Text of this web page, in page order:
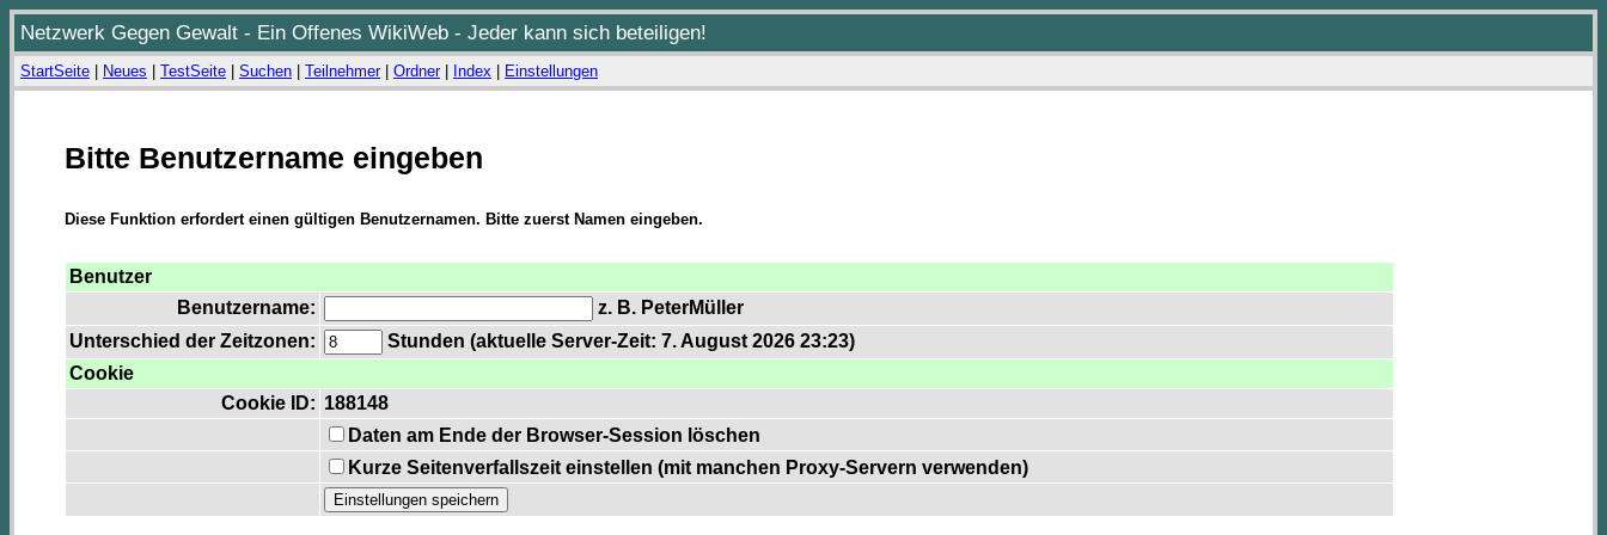
Netzwerk Gegen Gewalt - Ein Offenes WikiWeb - Jeder kann sich beteiligen!
StartSeite Neues TestSeite Suchen Teilnehmer| Ordner| Index Einstellungen
Bitte Benutzername eingeben
Diese Funktion erfordert einen gültigen Benutzernamen. Bitte zuerst Namen eingeben.
Benutzer
Benutzername:
z. B. PeterMüller
Unterschied der Zeitzonen:
Stunden (aktuelle Server-Zeit: 7. August 2026 23:23)
Cookie
Cookie ID: 188148
Daten am Ende der Browser-Session löschen
Kurze Seitenverfallszeit einstellen (mit manchen Proxy-Servern verwenden)